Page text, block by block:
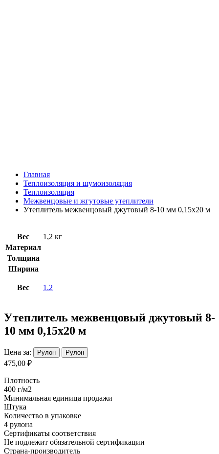
Главная
Теплоизоляция и шумоизоляция
Теплоизоляция
Межвенцовые и жгутовые утеплители
Утеплитель межвенцовый джутовый 8-10 мм 0,15х20 м
Вес
1,2 кг
Материал
Толщина
Ширина
Вес 1.2
Утеплитель межвенцовый джутовый 8-
10 мм 0,15х20 м
Цена за: Рулон Рулон
475,00 ₽
Плотность
400 г/м2
Минимальная единица продажи
Штука
Количество в упаковке
4 рулона
Сертификаты соответствия
Не подлежит обязательной сертификации
Страна-производитель